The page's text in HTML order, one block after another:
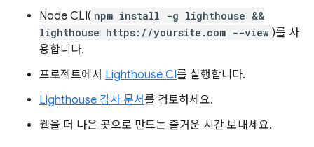
Node CLI( npm install -g lighthouse &&
lighthouse https://yoursite.com --view )를 사
용합니다.
프로젝트에서 Lighthouse CI를 실행합니다.
Lighthouse 감사 문서를 검토하세요.
웹을 더 나은 곳으로 만드는 즐거운 시간 보내세요.